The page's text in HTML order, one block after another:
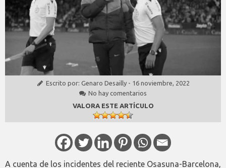
Escrito por: Genaro Desailly- 16 noviembre, 2022
No hay comentarios
VALORA ESTE ARTÍCULO
A cuenta de los incidentes del reciente Osasuna-Barcelona,